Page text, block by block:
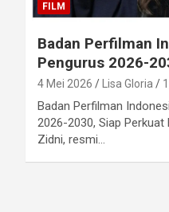
FILM
Badan Perfilman
Pengurus 2026-
4 Mei 2026 Lisa Gloria
Badan Perfilman
2026-2030, Siap
Zidni, resmi…